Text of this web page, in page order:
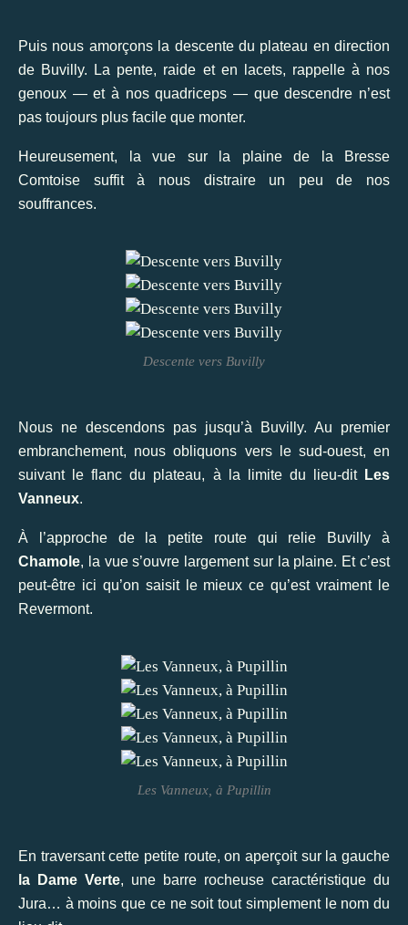
Puis nous amorçons la descente du plateau en direction
de Buvilly. La pente, raide et en lacets, rappelle à nos
genoux — et à nos quadriceps — que descendre n’est
pas toujours plus facile que monter.
Heureusement, la vue sur la plaine de la Bresse
Comtoise suffit à nous distraire un peu de nos
souffrances.
Descente vers Buvilly
Nous ne descendons pas jusqu’à Buvilly. Au premier
embranchement, nous obliquons vers le sud-ouest, en
suivant le flanc du plateau, à la limite du lieu-dit Les
Vanneux.
À l’approche de la petite route qui relie Buvilly à
Chamole, la vue s’ouvre largement sur la plaine. Et c’est
peut-être ici qu’on saisit le mieux ce qu’est vraiment le
Revermont.
Les Vanneux, à Pupillin
En traversant cette petite route, on aperçoit sur la gauche
la Dame Verte, une barre rocheuse caractéristique du
Jura… à moins que ce ne soit tout simplement le nom du